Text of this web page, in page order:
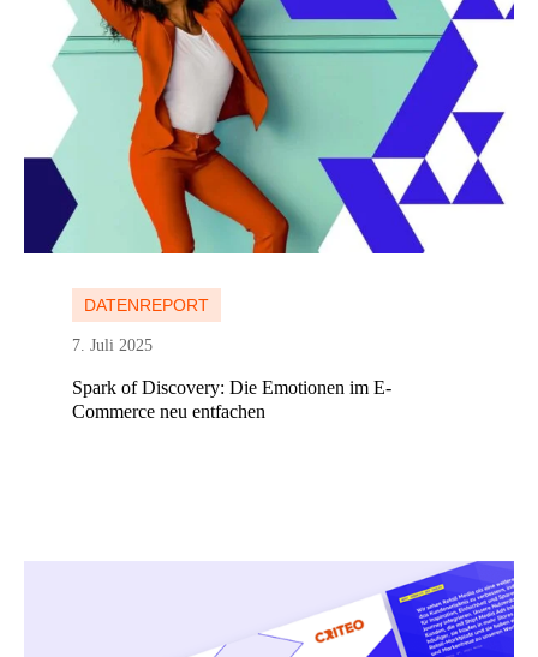
DATENREPORT
7. Juli 2025
Spark of Discovery: Die Emotionen im E-
Commerce neu entfachen